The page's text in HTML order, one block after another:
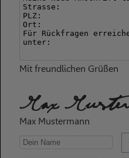
Mit freundlichen Grüßen
Max
Max Mustermann